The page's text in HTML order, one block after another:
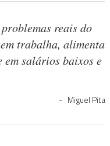
reais do
trabalha, alimenta
em salários baixos e
Miguel Pita